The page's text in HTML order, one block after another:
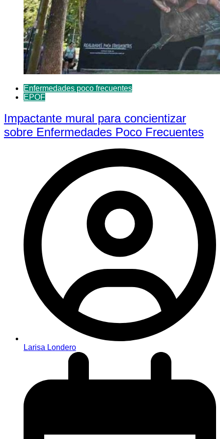
Enfermedades poco frecuentes
EPOF
Impactante mural para concientizar
sobre Enfermedades Poco Frecuentes
Larisa Londero